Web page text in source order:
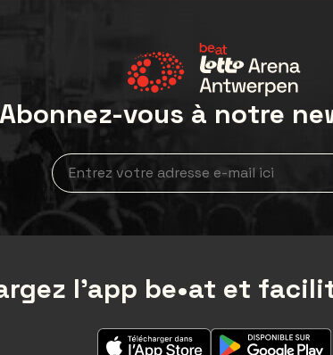
Abonnez-vous à notre
Inscription à la newsletter
l'app be•at et